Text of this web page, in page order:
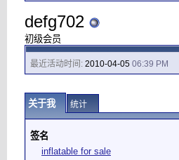
defg702
初级会员
最近活动时间: 2010-04-05 06:39 PM
关于我 统计
签名
inflatable for sale